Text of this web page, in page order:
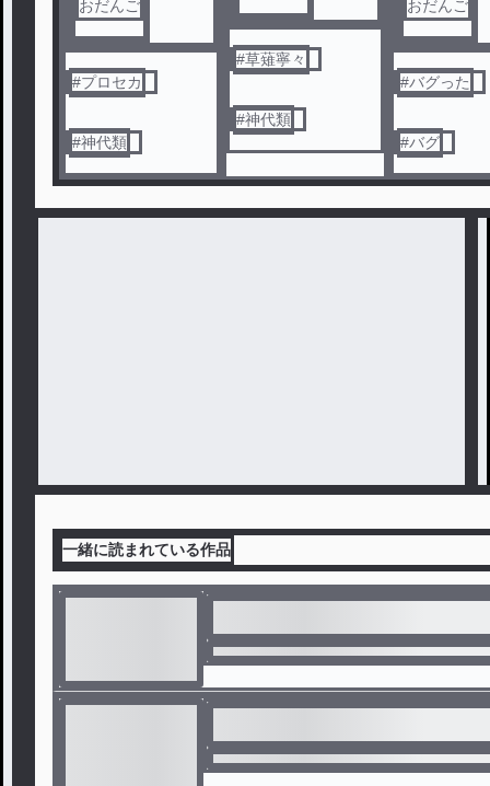
おだんご
#プロセカ
#神代類
#草薙寧々
#神代類
おだんご
#バグった
#バグ
一緒に読まれている作品